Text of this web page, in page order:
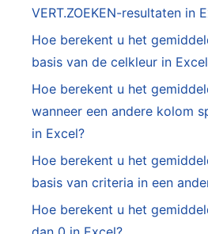
VERT.ZOEKEN-resultaten in
Hoe berekent u het
basis van de celkleur in
Hoe berekent u het
wanneer een andere kolom
in Excel?
Hoe berekent u het
basis van criteria in een
Hoe berekent u het